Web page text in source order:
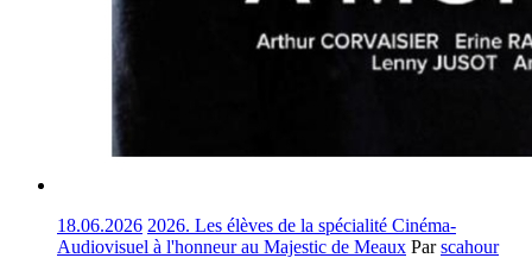
18.06.2026 2026. Les élèves de la spécialité Cinéma-
Audiovisuel à l'honneur au Majestic de Meaux Parscahour